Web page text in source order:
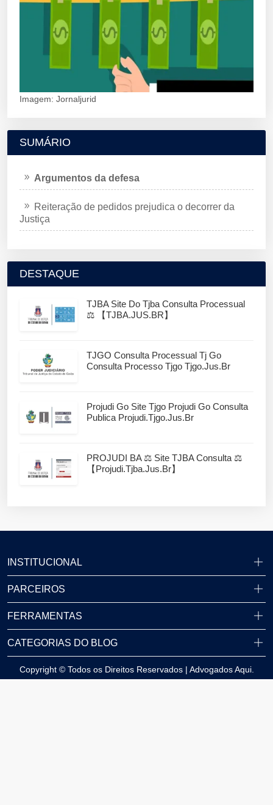
Imagem: Jornaljurid
SUMÁRIO
Argumentos da defesa
Reiteração de pedidos prejudica o decorrer da
Justiça
DESTAQUE
TJBA Site Do Tjba Consulta Processual
⚖️ 【TJBA.JUS.BR】
TJGO Consulta Processual Tj Go
Consulta Processo Tjgo Tjgo.jus.br
Projudi Go Site Tjgo Projudi Go Consulta
Publica Projudi.tjgo.jus.br
PROJUDI BA ⚖️ Site TJBA Consulta ⚖️
【projudi.tjba.jus.br】
INSTITUCIONAL
PARCEIROS
FERRAMENTAS
CATEGORIAS DO BLOG
Copyright © Todos os Direitos Reservados | Advogados Aqui.